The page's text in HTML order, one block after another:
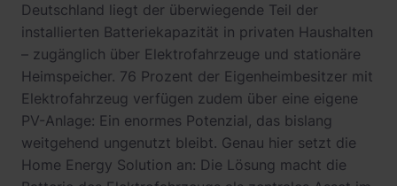
Deutschland liegt der überwiegende Teil der
installierten Batteriekapazität in privaten Haushalten
– zugänglich über Elektrofahrzeuge und stationäre
Heimspeicher. 76 Prozent der Eigenheimbesitzer mit
Elektrofahrzeug verfügen zudem über eine eigene
PV-Anlage: Ein enormes Potenzial, das bislang
weitgehend ungenutzt bleibt. Genau hier setzt die
Home Energy Solution an: Die Lösung macht die